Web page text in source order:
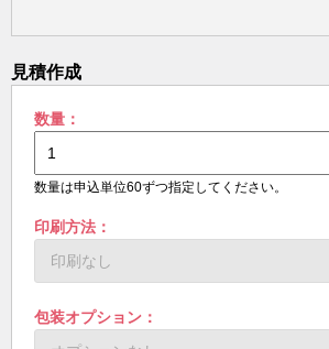
見積作成
数量：
数量は申込単位60ずつ指定してください。
印刷方法：
包装オプション：